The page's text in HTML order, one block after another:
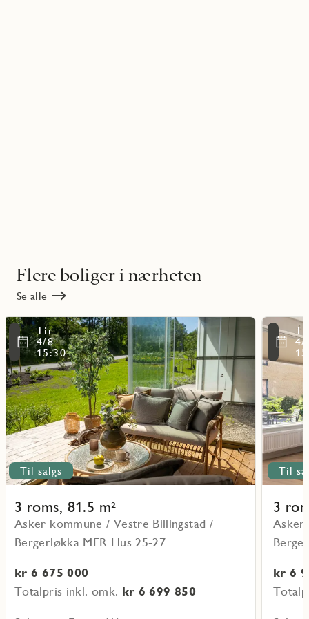
Flere boliger i nærheten
Se alle
Til salgs
3 roms, 81.5 m²
Asker kommune / Vestre Billingstad /
Bergerløkka MER Hus 25-27
kr 6 675 000
Totalpris inkl. omk. kr 6 699 850
Tir
4/8
15:30
Les
mer
om
objekt
25-
H0101_VF
17
Til
3
Asker
kr 6
4/
Les
mer
objekt
H0101_VF
5